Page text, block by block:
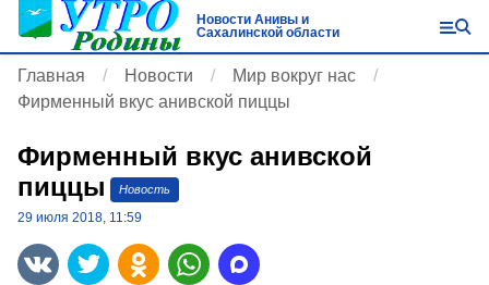
Новости Анивы и
Сахалинской области
Главная Новости
Мир вокруг нас
Фирменный вкус анивской пиццы
Фирменный вкус анивской
пиццы
Новость
29 июля 2018, 11:59